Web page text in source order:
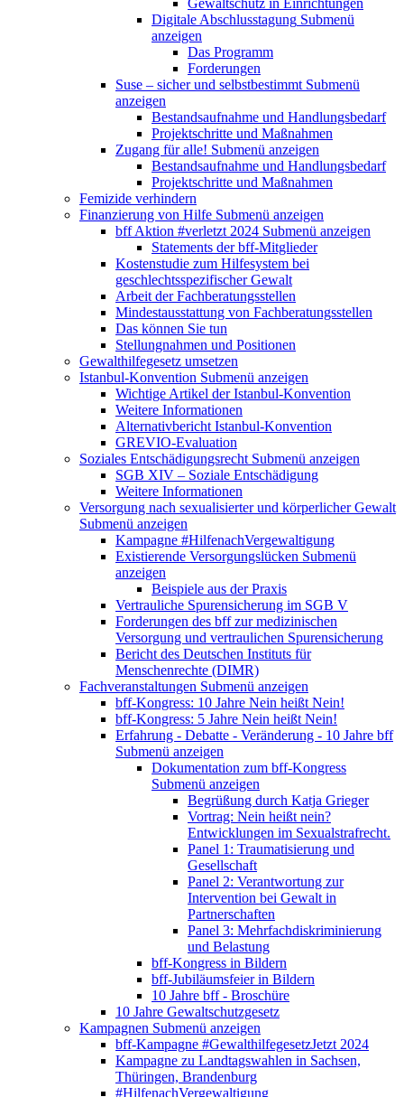
Gewaltschutz in Einrichtungen
Digitale Abschlusstagung Submenü
anzeigen
Das Programm
Forderungen
Suse – sicher und selbstbestimmt Submenü
anzeigen
Bestandsaufnahme und Handlungsbedarf
Projektschritte und Maßnahmen
Zugang für alle! Submenü anzeigen
Bestandsaufnahme und Handlungsbedarf
Projektschritte und Maßnahmen
Femizide verhindern
Finanzierung von Hilfe Submenü anzeigen
bff Aktion #verletzt 2024 Submenü anzeigen
Statements der bff-Mitglieder
Kostenstudie zum Hilfesystem bei
geschlechtsspezifischer Gewalt
Arbeit der Fachberatungsstellen
Mindestausstattung von Fachberatungsstellen
Das können Sie tun
Stellungnahmen und Positionen
Gewalthilfegesetz umsetzen
Istanbul-Konvention Submenü anzeigen
Wichtige Artikel der Istanbul-Konvention
Weitere Informationen
Alternativbericht Istanbul-Konvention
GREVIO-Evaluation
Soziales Entschädigungsrecht Submenü anzeigen
SGB XIV – Soziale Entschädigung
Weitere Informationen
Versorgung nach sexualisierter und körperlicher Gewalt
Submenü anzeigen
Kampagne #HilfenachVergewaltigung
Existierende Versorgungslücken Submenü
anzeigen
Beispiele aus der Praxis
Vertrauliche Spurensicherung im SGB V
Forderungen des bff zur medizinischen
Versorgung und vertraulichen Spurensicherung
Bericht des Deutschen Instituts für
Menschenrechte (DIMR)
Fachveranstaltungen Submenü anzeigen
bff-Kongress: 10 Jahre Nein heißt Nein!
bff-Kongress: 5 Jahre Nein heißt Nein!
Erfahrung - Debatte - Veränderung - 10 Jahre bff
Submenü anzeigen
Dokumentation zum bff-Kongress
Submenü anzeigen
Begrüßung durch Katja Grieger
Vortrag: Nein heißt nein?
Entwicklungen im Sexualstrafrecht.
Panel 1: Traumatisierung und
Gesellschaft
Panel 2: Verantwortung zur
Intervention bei Gewalt in
Partnerschaften
Panel 3: Mehrfachdiskriminierung
und Belastung
bff-Kongress in Bildern
bff-Jubiläumsfeier in Bildern
10 Jahre bff - Broschüre
10 Jahre Gewaltschutzgesetz
Kampagnen Submenü anzeigen
bff-Kampagne #GewalthilfegesetzJetzt 2024
Kampagne zu Landtagswahlen in Sachsen,
Thüringen, Brandenburg
#HilfenachVergewaltigung